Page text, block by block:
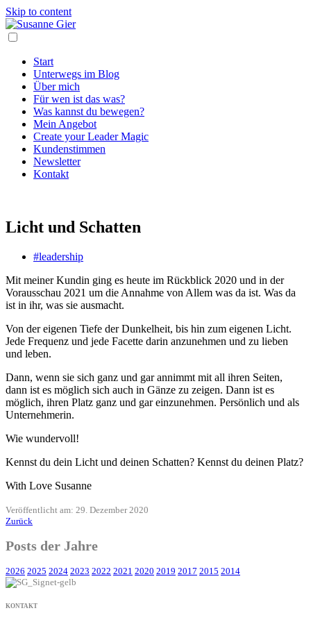
Skip to content
Start
Unterwegs im Blog
Über mich
Für wen ist das was?
Was kannst du bewegen?
Mein Angebot
Create your Leader Magic
Kundenstimmen
Newsletter
Kontakt
Licht und Schatten
#leadership
Mit meiner Kundin ging es heute im Rückblick 2020 und in der
Vorausschau 2021 um die Annahme von Allem was da ist. Was da
ist in ihr, was sie ausmacht.
Von der eigenen Tiefe der Dunkelheit, bis hin zum eigenen Licht.
Jede Frequenz und jede Facette darin anzunehmen und zu lieben
und leben.
Dann, wenn sie sich ganz und gar annimmt mit all ihren Seiten,
dann ist es möglich sich auch in Gänze zu zeigen. Dann ist es
möglich, ihren Platz ganz und gar einzunehmen. Persönlich und als
Unternehmerin.
Wie wundervoll!
Kennst du dein Licht und deinen Schatten? Kennst du deinen Platz?
With Love Susanne
Veröffentlicht am: 29. Dezember 2020
Zurück
Posts der Jahre
2026 2025 2024 2023 2022 2021 2020 2019 2017 2015 2014
KONTAKT